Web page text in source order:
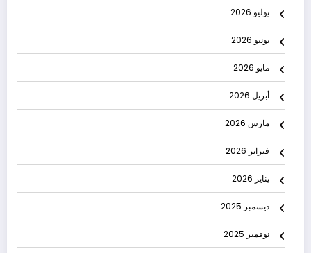
يوليو 2026
يونيو 2026
مايو 2026
أبريل 2026
مارس 2026
فبراير 2026
يناير 2026
ديسمبر 2025
نوفمبر 2025